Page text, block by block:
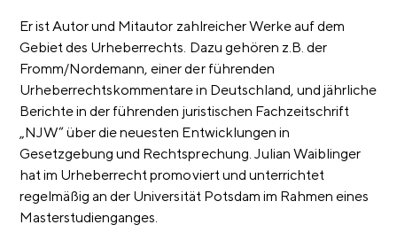
Er ist Autor und Mitautor zahlreicher Werke auf dem
Gebiet des Urheberrechts. Dazu gehören z.B. der
Fromm/Nordemann, einer der führenden
Urheberrechtskommentare in Deutschland, und jährliche
Berichte in der führenden juristischen Fachzeitschrift
„NJW“ über die neuesten Entwicklungen in
Gesetzgebung und Rechtsprechung. Julian Waiblinger
hat im Urheberrecht promoviert und unterrichtet
regelmäßig an der Universität Potsdam im Rahmen eines
Masterstudienganges.